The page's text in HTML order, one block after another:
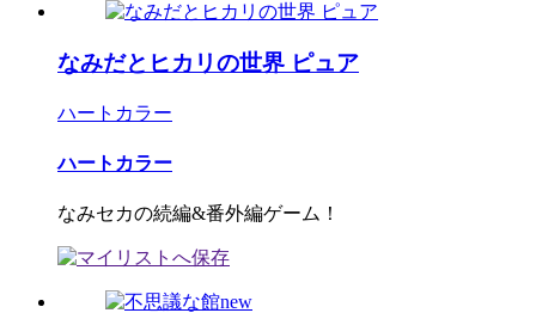
なみだとヒカリの世界 ピュア
ハートカラー
ハートカラー
なみセカの続編&番外編ゲーム！